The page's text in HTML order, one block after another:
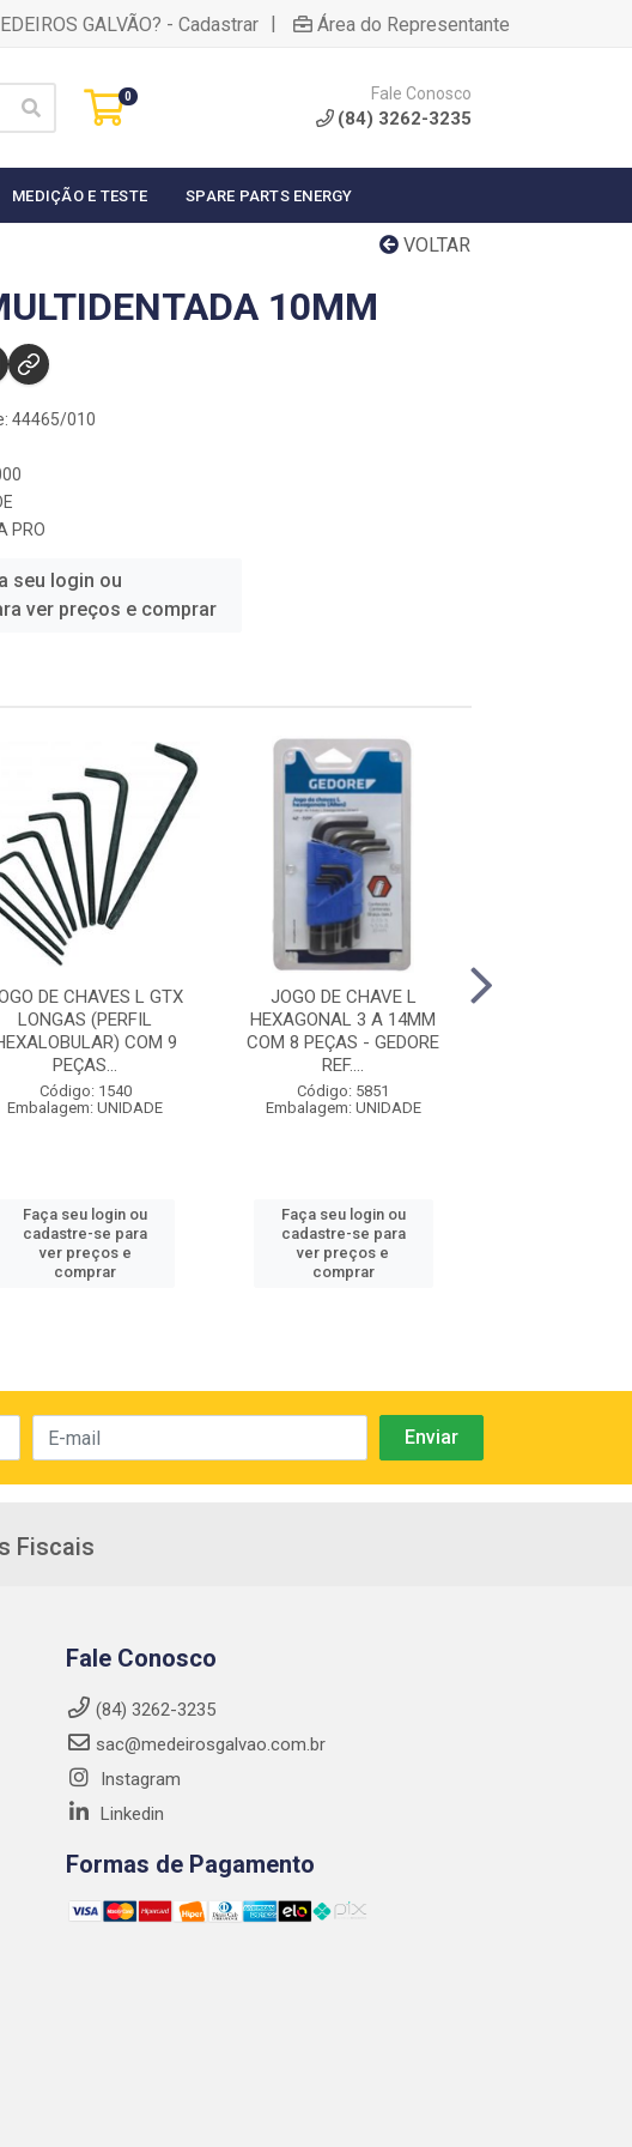
GALVÃO? - Cadastrar | Área do Representante
0 Fale Conosco
(84) 3262-3235
MEDIÇÃO E TESTE SPARE PARTS ENERGY
VOLTAR
10MM
44465/010
PRO
seu login ou
ver preços e comprar
DE CHAVES L GTX
LONGAS (PERFIL
COM 9
PEÇAS...
Código: 1540
Embalagem: UNIDADE
Faça seu login ou
cadastre-se para
ver preços e
comprar
JOGO DE CHAVE L
HEXAGONAL 3 A 14MM
COM 8 PEÇAS - GEDORE
REF....
Código: 5851
Embalagem: UNIDADE
Faça seu login ou
cadastre-se para
ver preços e
comprar
Fiscais
Fale Conosco
(84) 3262-3235
sac@medeirosgalvao.com.br
Instagram
Linkedin
Formas de Pagamento